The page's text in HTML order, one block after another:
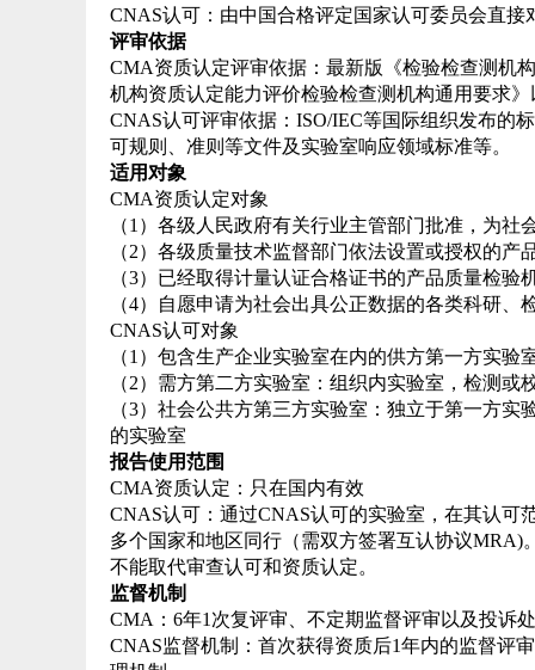
CNAS认可：由中国合格评定国家认可委员会直接
评审依据
CMA资质认定评审依据：最新版《检验检查测机
机构资质认定能力评价检验检查测机构通用要求
CNAS认可评审依据：ISO/IEC等国际组织发布的
可规则、准则等文件及实验室响应领域标准等。
适用对象
CMA资质认定对象
（1）各级人民政府有关行业主管部门批准，为
（2）各级质量技术监督部门依法设置或授权的产
（3）已经取得计量认证合格证书的产品质量检
（4）自愿申请为社会出具公正数据的各类科研、
CNAS认可对象
（1）包含生产企业实验室在内的供方第一方实
（2）需方第二方实验室：组织内实验室，检测或
（3）社会公共方第三方实验室：独立于第一方
的实验室
报告使用范围
CMA资质认定：只在国内有效
CNAS认可：通过CNAS认可的实验室，在其认可
多个国家和地区同行（需双方签署互认协议
不能取代审查认可和资质认定。
监督机制
CMA：6年1次复评审、不定期监督评审以及投诉
CNAS监督机制：首次获得资质后1年内的监督评